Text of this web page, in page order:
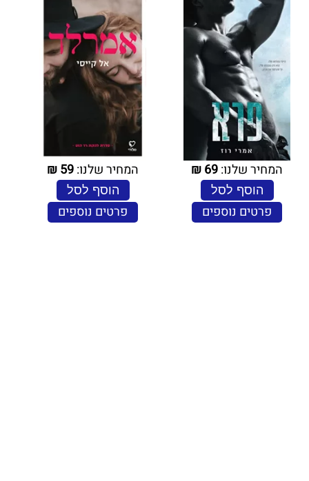
המחיר שלנו:69
₪
הוסף לסל
פרטים נוספים
המחיר שלנו:59
₪
הוסף לסל
פרטים נוספים